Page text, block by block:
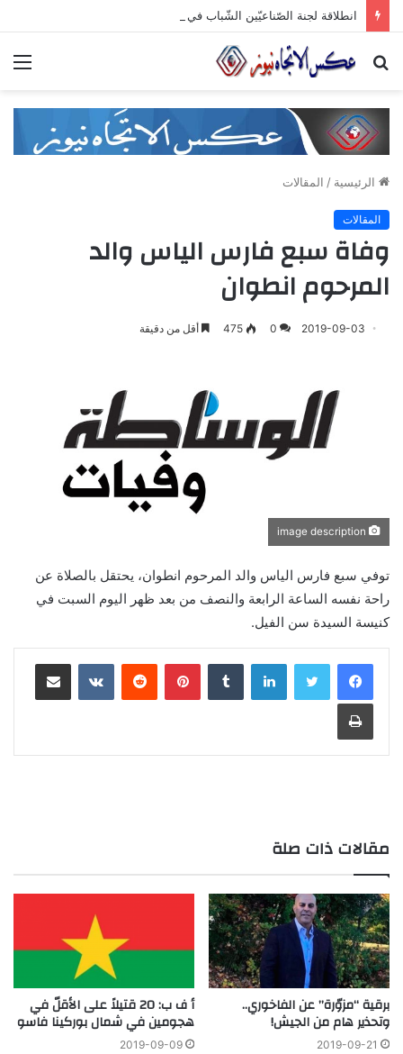
بحث
الرئيسية / المقالات
المقالات
وفاة سبع فارس الياس والد
المرحوم انطوان
2019-09-03
0
475 أقل من دقيقة
توفي سبع فارس الياس والد المرحوم انطوان، يحتقل بالصلاة عن
راحة نفسه الساعة الرابعة والنصف من بعد ظهر اليوم السبت في
كنيسة السيدة سن الفيل.
لينكدإن بينتيريست
مقالات ذات صلة
برقية “مزوّرة” عن الفاخوري..
وتحذير هام من الجيش!
2019-09-21
أ ف ب: 20 قتيلاً على الأقلّ في
هجومين في شمال بوركينا فاسو
2019-09-09